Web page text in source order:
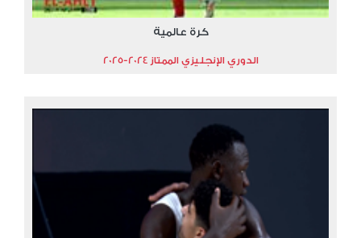
كرة عالمية
الدوري الإنجليزي الممتاز 2024-2025